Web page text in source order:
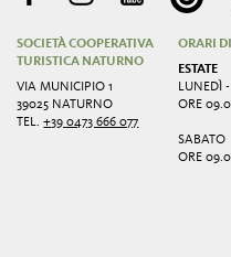
SOCIETÀ COOPERATIVA
TURISTICA NATURNO
VIA MUNICIPIO 1
39025 NATURNO
TEL.+39 0473 666 077
ORARI
ESTATE
LUNEDÌ -
ORE
SABATO
ORE